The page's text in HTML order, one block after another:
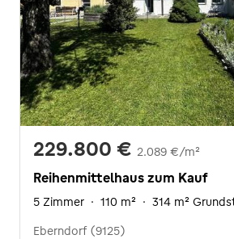
229.800 € 2.089 €/m²
Reihenmittelhaus zum Kauf
5 Zimmer · 110 m² · 314 m²
Eberndorf (9125)